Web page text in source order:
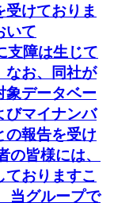
けておりま
いて
支障は生じて
なお、同社が
象データベー
びマイナンバ
の報告を受け
皆様には、
ておりますこ
当グループで